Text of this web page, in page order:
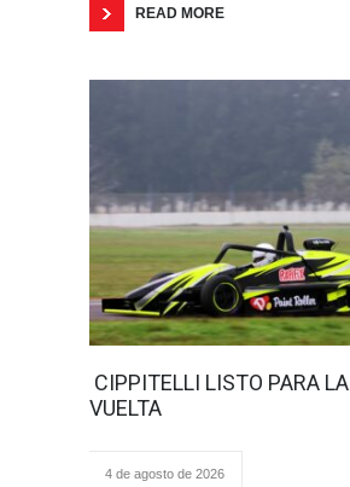
READ MORE
CIPPITELLI LISTO PARA LA
VUELTA
4 de agosto de 2026